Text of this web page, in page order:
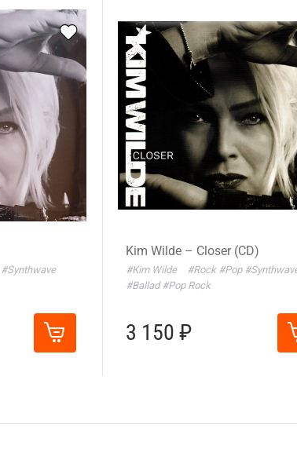
#Synthwave
Kim Wilde – Closer (CD)
#Kim Wilde #Rock #Pop
#Ballad #Pop Rock
3 150 ₽